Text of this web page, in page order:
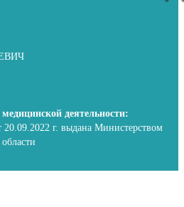
деятельности:
г. выдана Министерством